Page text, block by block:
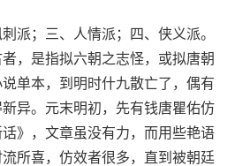
；三、人情派；四、侠义派。
是指拟六朝之志怪，或拟唐朝
单本，到明时什九散亡了，偶有
异。元末明初，先有钱唐瞿佑仿
》，文章虽没有力，而用些艳语
所喜，仿效者很多，直到被朝廷